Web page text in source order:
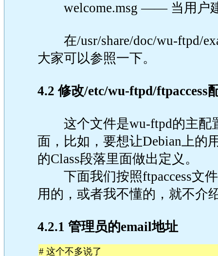
welcome.msg —— 当用户建
在/usr/share/doc/wu-ftpd/
大家可以参照一下。
4.2 修改/etc/wu-ftpd/ftpaccess
这个文件是wu-ftpd的主配
面，比如，要想让Debian上的
的Class段落里面做出定义。
下面我们按照ftpaccess文件
用的，或者我不懂的，就不介
4.2.1 管理员的email地址
# 这个不多说了